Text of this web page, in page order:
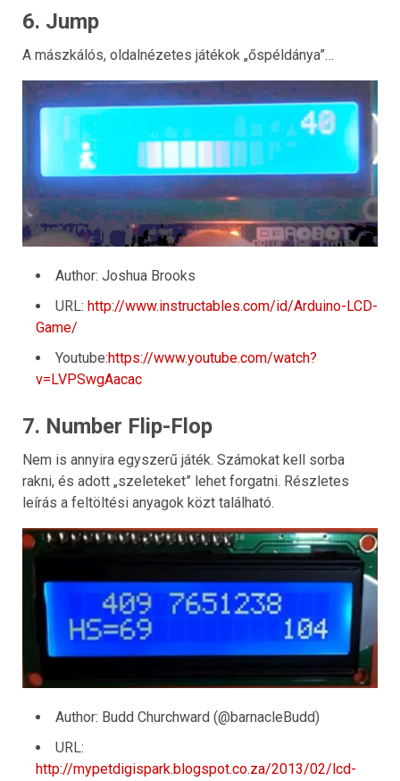
6. Jump
A mászkálós, oldalnézetes játékok „őspéldánya”…
Author: Joshua Brooks
URL: http://www.instructables.com/id/Arduino-LCD-
Game/
Youtube:https://www.youtube.com/watch?
v=LVPSwgAacac
7. Number Flip-Flop
Nem is annyira egyszerű játék. Számokat kell sorba
rakni, és adott „szeleteket” lehet forgatni. Részletes
leírás a feltöltési anyagok közt található.
Author: Budd Churchward (@barnacleBudd)
URL:
http://mypetdigispark.blogspot.co.za/2013/02/lcd-